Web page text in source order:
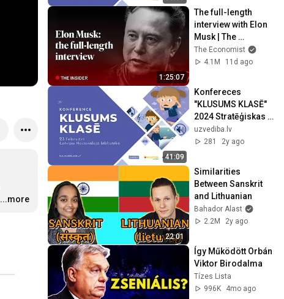
…
...more
1:25:07
The full-length
interview with Elon
Musk | The
Economist
The Economist
4.1M
11d ago
41:09
Konfereces
"KLUSUMS KLASĒ"
2024 Stratēģiskas
un praktiskas
klusuma formulas
uzvediba.lv
281
2y ago
22:01
Similarities
Between Sanskrit
and Lithuanian
Bahador Alast
2.2M
2y ago
Így Működött Orbán
Viktor Birodalma
Tízes Lista
996K
4mo ago